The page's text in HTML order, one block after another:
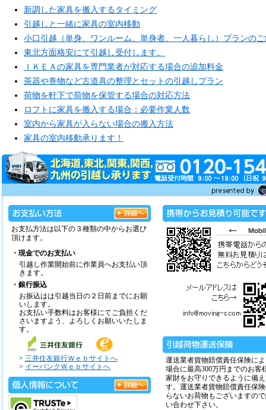
新調した家具を搬入するタイミング
引越しと一緒に家具の室内移動
小口引越（単身、ワンルーム、単身者、一人暮らし）プランの
東北方面格安にて引越し受付します。
ＩＫＥＡの家具を専門業者が対応する場合の追加料金
茶器や巻物など古道具の整理とセットの引越しプラン
荷物を軒下で荷物を保管する場合の対応方法
ロフトに家具を搬入する場合：必要作業人数
室内から家具が入らない場合の搬入方法
家具の室内移動承ります！
お支払方法は以下の３種類の中からお選び
頂けます。
・現金でのお支払い
引越し作業開始前に作業員へお支払い頂
きます。
・銀行振込
お振込はは引越当日の２日前までにお願
いします。
お支払い手数料はお客様にてご負担くだ
さいますよう、よろしくお願いいたしま
す。
> 三井住友銀行Ｗｅｂサイトへ
> イーバンクＷｅｂサイトへ
運送業者貨物賠償責任保険に
場合に最高300万円までのお客
家財をお守りできるように備
す。運送業者貨物賠償責任保
らないお荷物もございますの
い合わせ下さい。